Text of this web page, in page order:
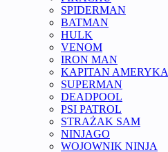
SPIDERMAN
BATMAN
HULK
VENOM
IRON MAN
KAPITAN AMERYKA
SUPERMAN
DEADPOOL
PSI PATROL
STRAŻAK SAM
NINJAGO
WOJOWNIK NINJA